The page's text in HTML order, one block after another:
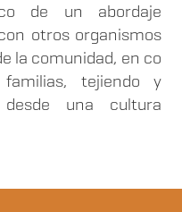
de un abordaje
otros organismos
la comunidad, en co
tejiendo y
una cultura